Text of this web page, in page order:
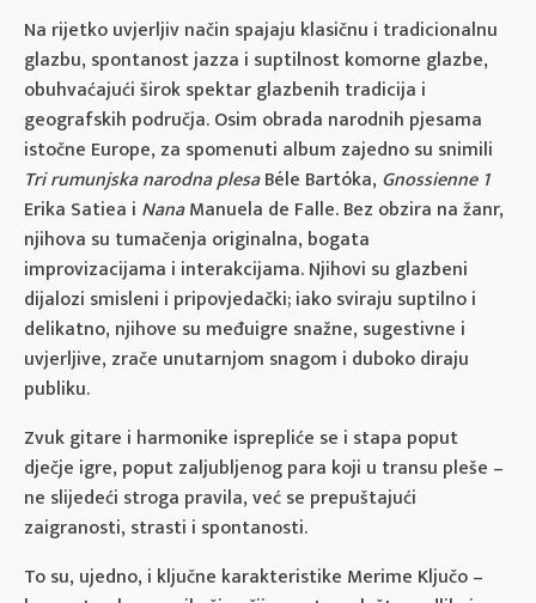
Na rijetko uvjerljiv način spajaju klasičnu i tradicionalnu
glazbu, spontanost jazza i suptilnost komorne glazbe,
obuhvaćajući širok spektar glazbenih tradicija i
geografskih područja. Osim obrada narodnih pjesama
istočne Europe, za spomenuti album zajedno su snimili
Tri rumunjska narodna plesaBéle Bartóka, Gnossienne 1
Erika Satiea i NanaManuela de Falle. Bez obzira na žanr,
njihova su tumačenja originalna, bogata
improvizacijama i interakcijama. Njihovi su glazbeni
dijalozi smisleni i pripovjedački; iako sviraju suptilno i
delikatno, njihove su međuigre snažne, sugestivne i
uvjerljive, zrače unutarnjom snagom i duboko diraju
publiku.
Zvuk gitare i harmonike isprepliće se i stapa poput
dječje igre, poput zaljubljenog para koji u transu pleše –
ne slijedeći stroga pravila, već se prepuštajući
zaigranosti, strasti i spontanosti.
To su, ujedno, i ključne karakteristike Merime Ključo –